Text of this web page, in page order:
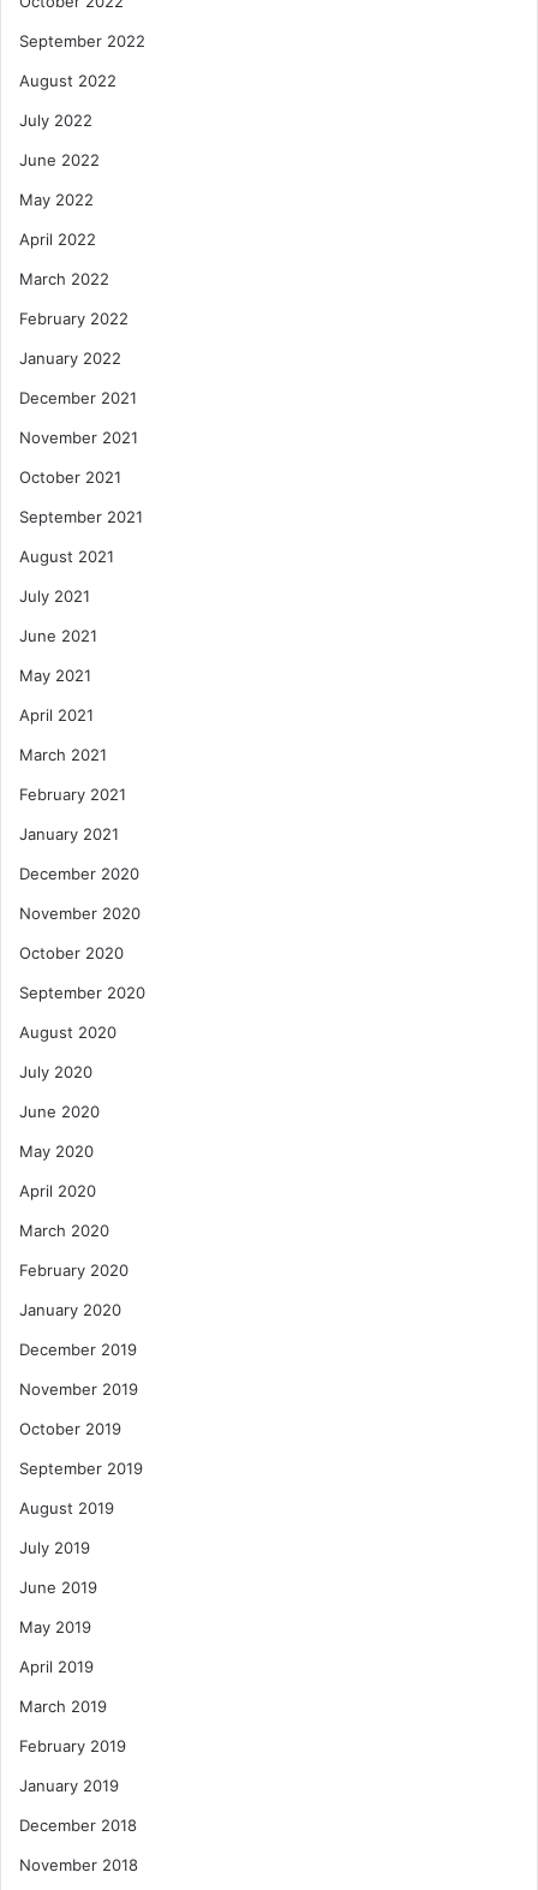
September 2022
August 2022
July 2022
June 2022
May 2022
April 2022
March 2022
February 2022
January 2022
December 2021
November 2021
October 2021
September 2021
August 2021
July 2021
June 2021
May 2021
April 2021
March 2021
February 2021
January 2021
December 2020
November 2020
October 2020
September 2020
August 2020
July 2020
June 2020
May 2020
April 2020
March 2020
February 2020
January 2020
December 2019
November 2019
October 2019
September 2019
August 2019
July 2019
June 2019
May 2019
April 2019
March 2019
February 2019
January 2019
December 2018
November 2018